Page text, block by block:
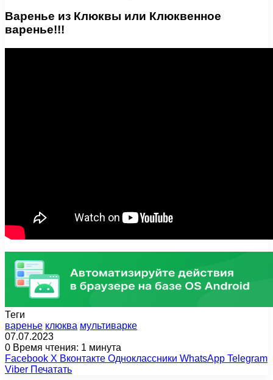
Варенье из Клюквы или Клюквенное
варенье!!!
Теги
варенье клюква мультиварке
07.07.2023
0 Время чтения: 1 минута
Facebook X Вконтакте Одноклассники WhatsApp Telegram
Viber Печатать